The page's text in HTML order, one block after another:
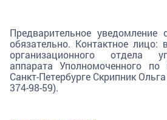
Предварительное
обязательно. Контактное лицо:
организационного отдела
аппарата Уполномоченного
Санкт-Петербурге Скрипник
374-98-59).